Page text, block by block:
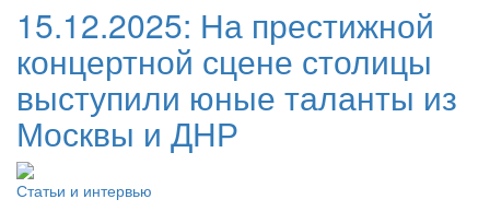
15.12.2025: На престижной
концертной сцене столицы
выступили юные таланты из
Москвы и ДНР
Статьи и интервью